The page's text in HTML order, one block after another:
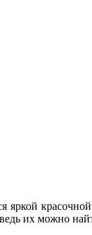
яркой
их можно